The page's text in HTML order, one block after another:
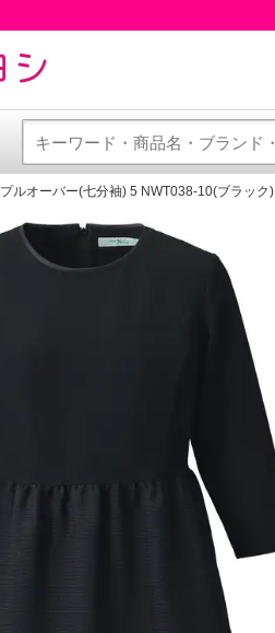
プルオーバー(七分袖) 5 NWT038-10(ブラック)